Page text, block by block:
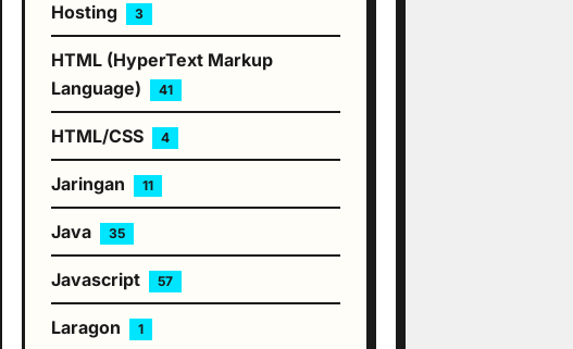
Hosting 3
HTML (HyperText Markup
Language)
41
HTML/CSS 4
Jaringan 11
Java 35
Javascript 57
Laragon 1